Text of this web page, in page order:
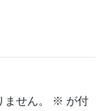
せん。 ※ が付